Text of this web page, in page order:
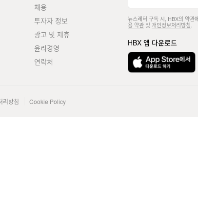
채용
투자자 정보
광고 및 제휴
윤리경영
연락처
뉴스레터 구독 시, HBX의 약관
용 약관및 개인정보처리방침
HBX 앱 다운로드
리방침 Cookie Policy